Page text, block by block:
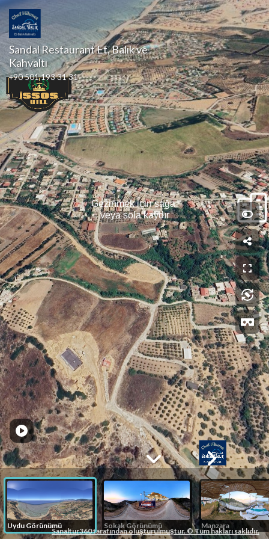
Sanaltur360 tarafından oluşturulmuştur. © Tüm hakları saklıdır.
Gezinmek için sağa
veya sola kaydır
Sandal Restaurant Et, Balık ve
Kahvaltı
+90 501 193 31 31
Uydu Görünümü Sokak Görünümü Manzara